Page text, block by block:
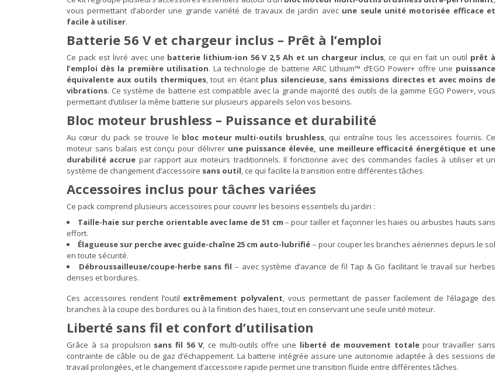
vous permettant d’aborder une grande variété de travaux de jardin avec une seule unité motorisée efficace et
facile à utiliser.
Batterie 56 V et chargeur inclus – Prêt à l’emploi
Ce pack est livré avec une batterie lithium-ion 56 V 2,5 Ah et un chargeur inclus, ce qui en fait un outil prêt à
l’emploi dès la première utilisation. La technologie de batterie ARC Lithium™ d’EGO Power+ offre une puissance
équivalente aux outils thermiques, tout en étant plus silencieuse, sans émissions directes et avec moins de
vibrations. Ce système de batterie est compatible avec la grande majorité des outils de la gamme EGO Power+, vous
permettant d’utiliser la même batterie sur plusieurs appareils selon vos besoins.
Bloc moteur brushless – Puissance et durabilité
Au cœur du pack se trouve le bloc moteur multi-outils brushless, qui entraîne tous les accessoires fournis. Ce
moteur sans balais est conçu pour délivrer une puissance élevée, une meilleure efficacité énergétique et une
durabilité accrue par rapport aux moteurs traditionnels. Il fonctionne avec des commandes faciles à utiliser et un
système de changement d’accessoire sans outil, ce qui facilite la transition entre différentes tâches.
Accessoires inclus pour tâches variées
Ce pack comprend plusieurs accessoires pour couvrir les besoins essentiels du jardin :
Taille-haie sur perche orientable avec lame de 51 cm – pour tailler et façonner les haies ou arbustes hauts sans
effort.
Élagueuse sur perche avec guide-chaîne 25 cm auto-lubrifié – pour couper les branches aériennes depuis le sol
en toute sécurité.
Débroussailleuse/coupe-herbe sans fil – avec système d’avance de fil Tap & Go facilitant le travail sur herbes
denses et bordures.
Ces accessoires rendent l’outil extrêmement polyvalent, vous permettant de passer facilement de l’élagage des
branches à la coupe des bordures ou à la finition des haies, tout en conservant une seule unité moteur.
Liberté sans fil et confort d’utilisation
Grâce à sa propulsion sans fil 56 V, ce multi-outils offre une liberté de mouvement totalepour travailler sans
contrainte de câble ou de gaz d’échappement. La batterie intégrée assure une autonomie adaptée à des sessions de
travail prolongées, et le changement d’accessoire rapide permet une transition fluide entre différentes tâches.